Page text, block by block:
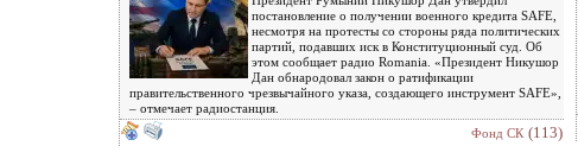
постановление о получении военного кредита SAFE,
несмотря на протесты со стороны ряда политических
партий, подавших иск в Конституционный суд. Об
этом сообщает радио Romania. «Президент Никушор
Дан обнародовал закон о ратификации
правительственного чрезвычайного указа, создающего инструмент SAFE»,
– отмечает радиостанция.
Фонд СК (113)